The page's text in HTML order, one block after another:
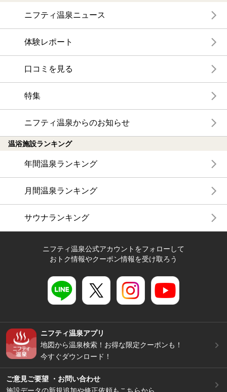
ニフティ温泉ニュース
体験レポート
口コミを見る
特集
ニフティ温泉からのお知らせ
温浴施設ランキング
年間温泉ランキング
月間温泉ランキング
サウナランキング
ニフティ温泉公式アカウントをフォローして
おトク情報やクーポン情報を受け取ろう
ニフティ温泉アプリ
地図から温泉検索！お得な限定クーポンも！
今すぐダウンロード！
ご意見ご要望 ・お問い合わせ